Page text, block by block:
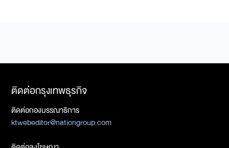
ติดต่อกรุงเทพธุรกิจ
ติดต่อกองบรรณาธิการ
ktwebeditor@nationgroup.com